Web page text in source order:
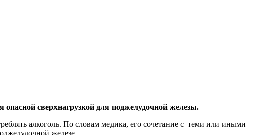
опасной сверхнагрузкой для поджелудочной железы.
алкоголь. По словам медика, его сочетание с теми или иными
железе.